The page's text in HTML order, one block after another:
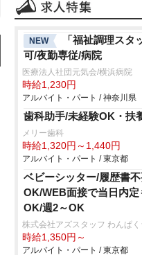
NEW
「福祉調理スタ
可/夜勤専従/病院
医療法人社団元気会/横浜病院
時給1,230円
アルバイト・パート / 神奈川県
歯科助手/未経験OK・扶
メリー歯科
時給1,320円～1,440円
アルバイト・パート / 東京都
ベビーシッター/履歴書
OK/WEB面接で当日内定
OK/週2～OK
株式会社アズスタッフ わんぱく
時給1,350円～
アルバイト・パート / 東京都